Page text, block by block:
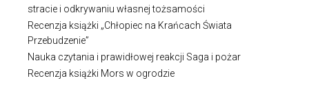
stracie i odkrywaniu własnej tożsamości
Recenzja książki „Chłopiec na Krańcach Świata
Przebudzenie”
Nauka czytania i prawidłowej reakcji Saga i pożar
Recenzja książki Mors w ogrodzie